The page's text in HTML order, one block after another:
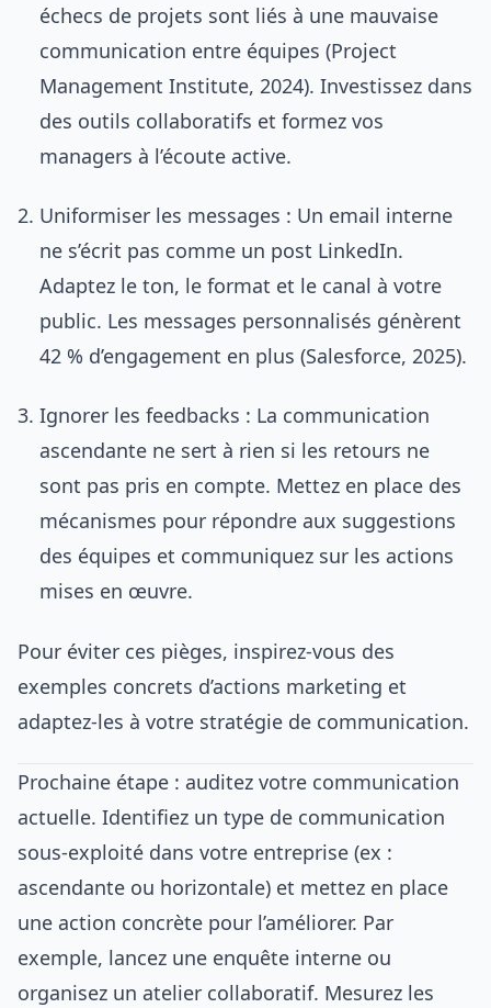
échecs de projets sont liés à une mauvaise
communication entre équipes (Project
Management Institute, 2024). Investissez dans
des outils collaboratifs et formez vos
managers à l’écoute active.
Uniformiser les messages : Un email interne
ne s’écrit pas comme un post LinkedIn.
Adaptez le ton, le format et le canal à votre
public. Les messages personnalisés génèrent
42 % d’engagement en plus (Salesforce, 2025).
Ignorer les feedbacks : La communication
ascendante ne sert à rien si les retours ne
sont pas pris en compte. Mettez en place des
mécanismes pour répondre aux suggestions
des équipes et communiquez sur les actions
mises en œuvre.
Pour éviter ces pièges, inspirez-vous des
exemples concrets d’actions marketing et
adaptez-les à votre stratégie de communication.
Prochaine étape : auditez votre communication
actuelle. Identifiez un type de communication
sous-exploité dans votre entreprise (ex :
ascendante ou horizontale) et mettez en place
une action concrète pour l’améliorer. Par
exemple, lancez une enquête interne ou
organisez un atelier collaboratif. Mesurez les